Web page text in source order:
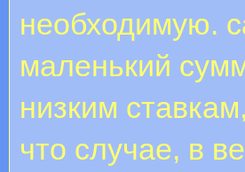
необходимую.
маленький
низким
что случае, в